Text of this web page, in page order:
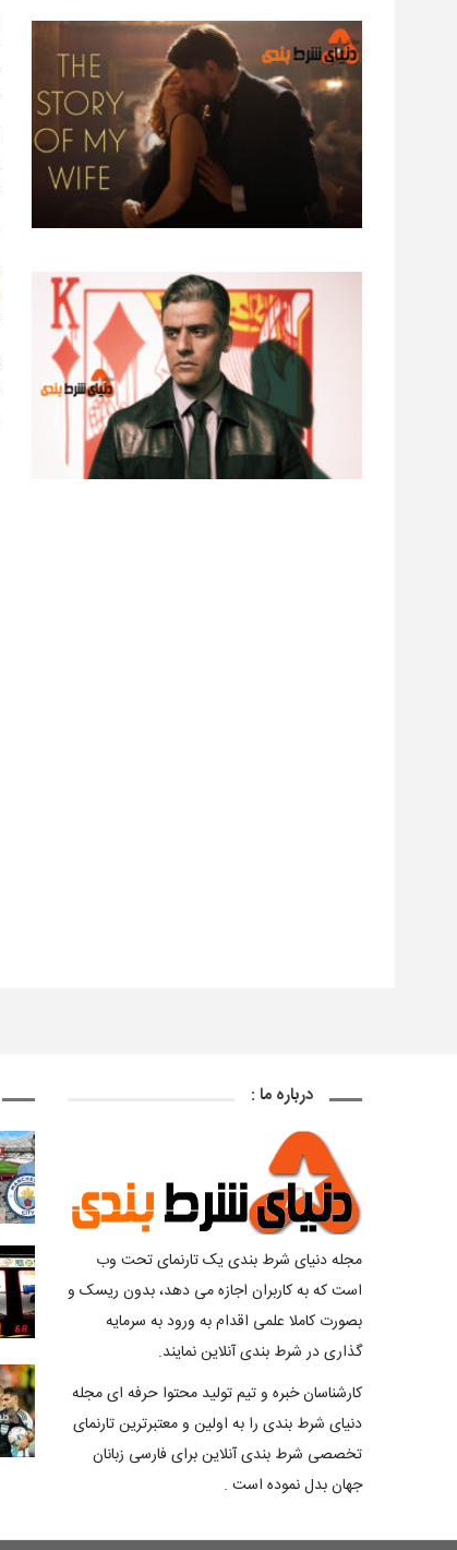
درباره ما :
مجله دنیای شرط بندی یک تارنمای تحت وب
است که به کاربران اجازه می دهد، بدون ریسک و
بصورت کاملا علمی اقدام به ورود به سرمایه
گذاری در شرط بندی آنلاین نمایند.
کارشناسان خبره و تیم تولید محتوا حرفه ای مجله
دنیای شرط بندی را به اولین و معتبرترین تارنمای
تخصصی شرط بندی آنلاین برای فارسی زبانان
جهان بدل نموده است .